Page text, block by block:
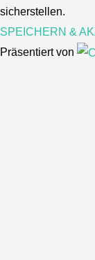
sicherstellen.
SPEICHERN &
Präsentiert von